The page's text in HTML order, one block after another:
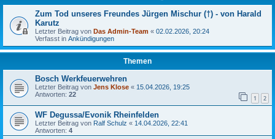
Zum Tod unseres Freundes Jürgen Mischur (†) - von Harald
Karutz
Letzter Beitrag von Das Admin-Team « 02.02.2026, 20:24
Verfasst in Ankündigungen
Themen
Bosch Werkfeuerwehren
Letzter Beitrag von Jens Klose « 15.04.2026, 19:25
Antworten: 22 1 2
WF Degussa/Evonik Rheinfelden
Letzter Beitrag von Ralf Schulz « 14.04.2026, 22:41
Antworten: 4